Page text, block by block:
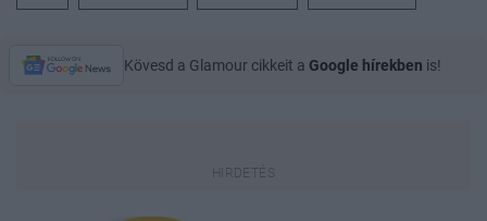
Kövesd a Glamour cikkeit a Google hírekben is!